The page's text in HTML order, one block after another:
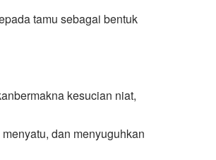
tamu sebagai bentuk
kesucian niat,
dan menyuguhkan